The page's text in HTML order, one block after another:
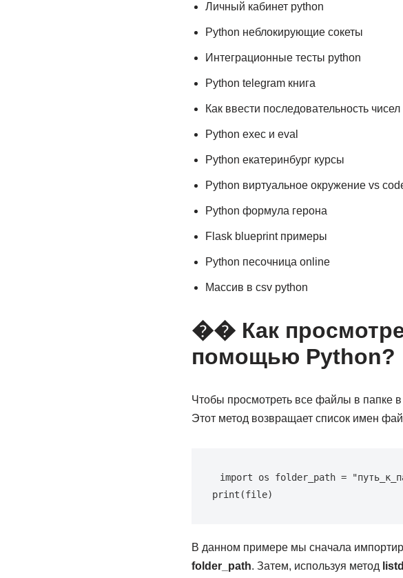
Личный кабинет python
Python неблокирующие сокеты
Интеграционные тесты python
Python telegram книга
Как ввести последовательность
Python exec и eval
Python екатеринбург курсы
Python виртуальное окружение vs
Python формула герона
Flask blueprint примеры
Python песочница online
Массив в csv python
�� Как
помощью Python?
Чтобы просмотреть все файлы в папке
Этот метод возвращает список имен
import os folder_path =
print(file)
В данном примере мы сначала
folder_path. Затем, используя метод